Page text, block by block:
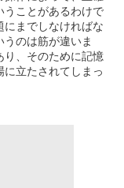
うことがあるわけで
までしなければな
のは筋が違いま
り、そのために記憶
立たされてしまっ